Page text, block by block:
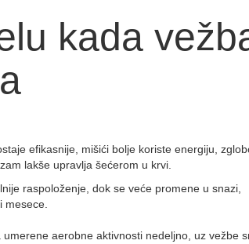
kada
efikasnije, mišići bolje koriste energiju,
lakše upravlja šećerom u krvi.
raspoloženje, dok se veće promene u snazi,
mesece.
aerobne aktivnosti nedeljno, uz vežbe